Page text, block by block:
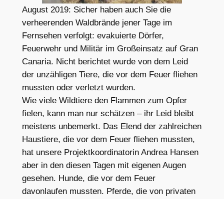
August 2019: Sicher haben auch Sie die
verheerenden Waldbrände jener Tage im
Fernsehen verfolgt: evakuierte Dörfer,
Feuerwehr und Militär im Großeinsatz auf Gran
Canaria. Nicht berichtet wurde von dem Leid
der unzähligen Tiere, die vor dem Feuer fliehen
mussten oder verletzt wurden.
Wie viele Wildtiere den Flammen zum Opfer
fielen, kann man nur schätzen – ihr Leid bleibt
meistens unbemerkt. Das Elend der zahlreichen
Haustiere, die vor dem Feuer fliehen mussten,
hat unsere Projektkoordinatorin Andrea Hansen
aber in den diesen Tagen mit eigenen Augen
gesehen. Hunde, die vor dem Feuer
davonlaufen mussten. Pferde, die von privaten